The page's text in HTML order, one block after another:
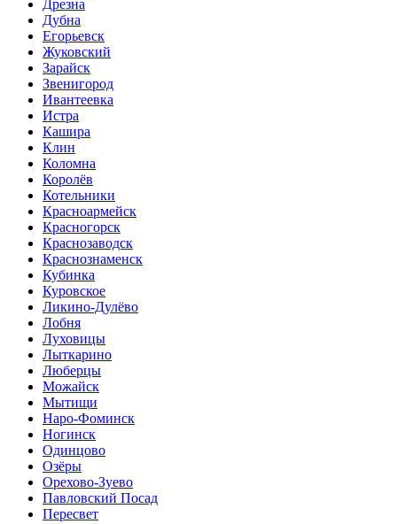
Дрезна
Дубна
Егорьевск
Жуковский
Зарайск
Звенигород
Ивантеевка
Истра
Кашира
Клин
Коломна
Королёв
Котельники
Красноармейск
Красногорск
Краснозаводск
Краснознаменск
Кубинка
Куровское
Ликино-Дулёво
Лобня
Луховицы
Лыткарино
Люберцы
Можайск
Мытищи
Наро-Фоминск
Ногинск
Одинцово
Озёры
Орехово-Зуево
Павловский Посад
Пересвет